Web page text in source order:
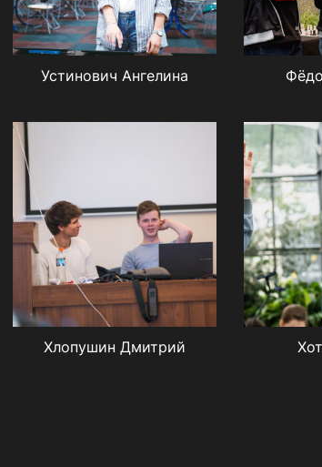
Устинович Ангелина
Хлопушин Дмитрий